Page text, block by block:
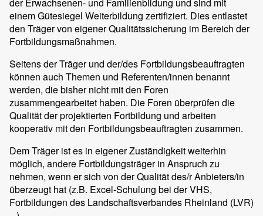
der Erwachsenen- und Familienbildung und sind mit
einem Gütesiegel Weiterbildung zertifiziert. Dies entlastet
den Träger von eigener Qualitätssicherung im Bereich der
Fortbildungsmaßnahmen.
Seitens der Träger und der/des Fortbildungsbeauftragten
können auch Themen und Referenten/innen benannt
werden, die bisher nicht mit den Foren
zusammengearbeitet haben. Die Foren überprüfen die
Qualität der projektierten Fortbildung und arbeiten
kooperativ mit den Fortbildungsbeauftragten zusammen.
Dem Träger ist es in eigener Zuständigkeit weiterhin
möglich, andere Fortbildungsträger in Anspruch zu
nehmen, wenn er sich von der Qualität des/r Anbieters/in
überzeugt hat (z.B. Excel-Schulung bei der VHS,
Fortbildungen des Landschaftsverbandes Rheinland (LVR)